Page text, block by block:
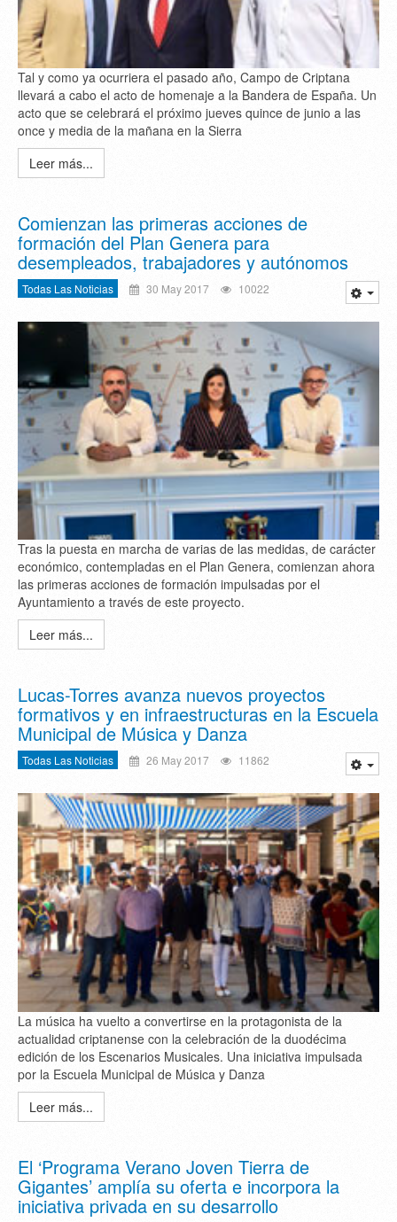
Tal y como ya ocurriera el pasado año, Campo de Criptana
llevará a cabo el acto de homenaje a la Bandera de España. Un
acto que se celebrará el próximo jueves quince de junio a las
once y media de la mañana en la Sierra
Leer más...
Comienzan las primeras acciones de
formación del Plan Genera para
desempleados, trabajadores y autónomos
Todas Las Noticias 30 May 2017 10022
Tras la puesta en marcha de varias de las medidas, de carácter
económico, contempladas en el Plan Genera, comienzan ahora
las primeras acciones de formación impulsadas por el
Ayuntamiento a través de este proyecto.
Leer más...
Lucas-Torres avanza nuevos proyectos
formativos y en infraestructuras en la Escuela
Municipal de Música y Danza
Todas Las Noticias 26 May 2017 11862
La música ha vuelto a convertirse en la protagonista de la
actualidad criptanense con la celebración de la duodécima
edición de los Escenarios Musicales. Una iniciativa impulsada
por la Escuela Municipal de Música y Danza
Leer más...
El ‘Programa Verano Joven Tierra de
Gigantes’ amplía su oferta e incorpora la
iniciativa privada en su desarrollo